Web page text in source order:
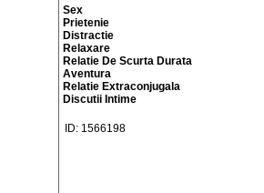
Sex
Prietenie
Distractie
Relaxare
Relatie De Scurta Durata
Aventura
Relatie Extraconjugala
Discutii Intime
ID: 1566198